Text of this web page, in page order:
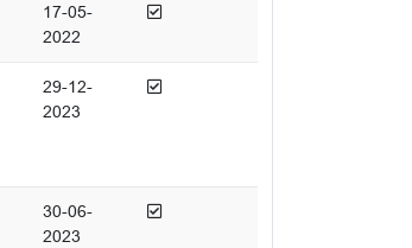
17-05-
2022
Afgedaan
29-12-
2023
Afgedaan
30-06-
2023
Afgedaan